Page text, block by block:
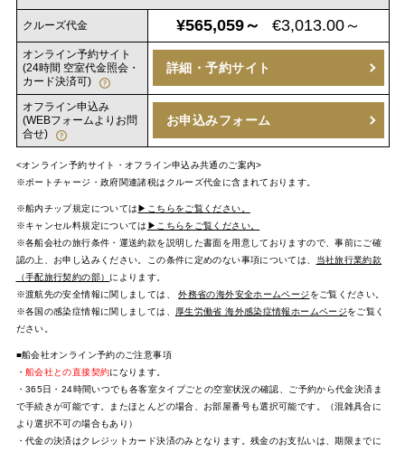
クルーズ代金 ¥565,059～ €3,013.00～
オンライン予約サイト
(24時間 空室代金照会・
カード決済可)
詳細・予約サイト
オフライン申込み
(WEBフォームよりお問
合せ)
お申込みフォーム
<オンライン予約サイト・オフライン申込み共通のご案内>
※ポートチャージ・政府関連諸税はクルーズ代金に含まれております。
※船内チップ規定については▶こちらをご覧ください。
※キャンセル料規定については ▶こちらをご覧ください。
※各船会社の旅行条件・運送約款を説明した書面を用意しておりますので、事前にご確
認の上、お申し込みください。この条件に定めのない事項については、
当社旅行業約款
（手配旅行契約の部） によります。
※渡航先の安全情報に関しましては、外務省の海外安全ホームページ をご覧ください。
※各国の感染症情報に関しましては、
厚生労働省 海外感染症情報ホームページをご覧く
ださい。
■船会社オンライン予約のご注意事項
・ 船会社との直接契約になります。
・365日・24時間いつでも各客室タイプごとの空室状況の確認、ご予約から代金決済ま
で手続きが可能です。またほとんどの場合、お部屋番号も選択可能です。（混雑具合に
より選択不可の場合もあり）
・代金の決済はクレジットカード決済のみとなります。残金のお支払いは、期限までに